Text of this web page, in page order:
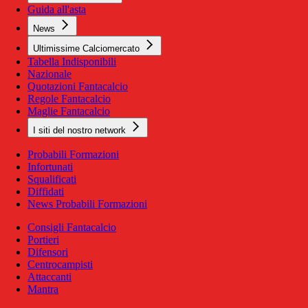
Guida all'asta
News
Ultimissime Calciomercato
Tabella Indisponibili
Nazionale
Quotazioni Fantacalcio
Regole Fantacalcio
Maglie Fantacalcio
I siti del nostro network
Probabili Formazioni
Infortunati
Squalificati
Diffidati
News Probabili Formazioni
Consigli Fantacalcio
Portieri
Difensori
Centrocampisti
Attaccanti
Mantra